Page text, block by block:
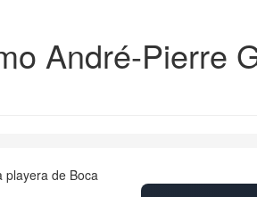
André-Pierre